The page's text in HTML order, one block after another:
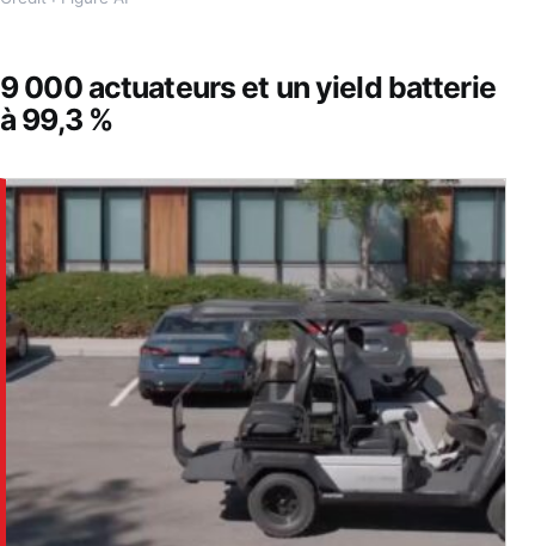
9 000 actuateurs et un yield batterie
à 99,3 %